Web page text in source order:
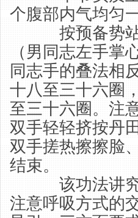
个腹部内气均匀
按预备势站好
（男同志左手掌
同志手的叠法相
十八至三十六圈
至三十六圈。注
双手轻轻挤按丹
双手搓热擦擦脸
结束。
该功法讲究意
注意呼吸方式的